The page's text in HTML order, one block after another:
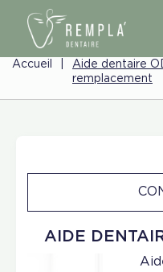
Accueil
Aide dentaire
remplacement
AIDE